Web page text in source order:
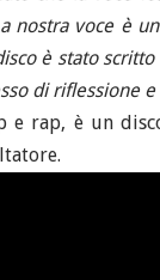
nostra voce è
è stato
di
e rap, è un